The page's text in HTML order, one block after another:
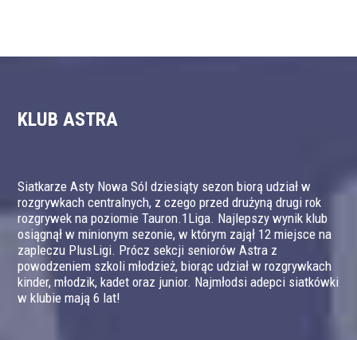
KLUB ASTRA
Siatkarze Asty Nowa Sól dziesiąty sezon biorą udział w
rozgrywkach centralnych, z czego przed drużyną drugi rok
rozgrywek na poziomie Tauron.1Liga. Najlepszy wynik klub
osiągnął w minionym sezonie, w którym zajął 12 miejsce na
zapleczu PlusLigi. Prócz sekcji seniorów Astra z
powodzeniem szkoli młodzież, biorąc udział w rozgrywkach
kinder, młodzik, kadet oraz junior. Najmłodsi adepci siatkówki
w klubie mają 6 lat!